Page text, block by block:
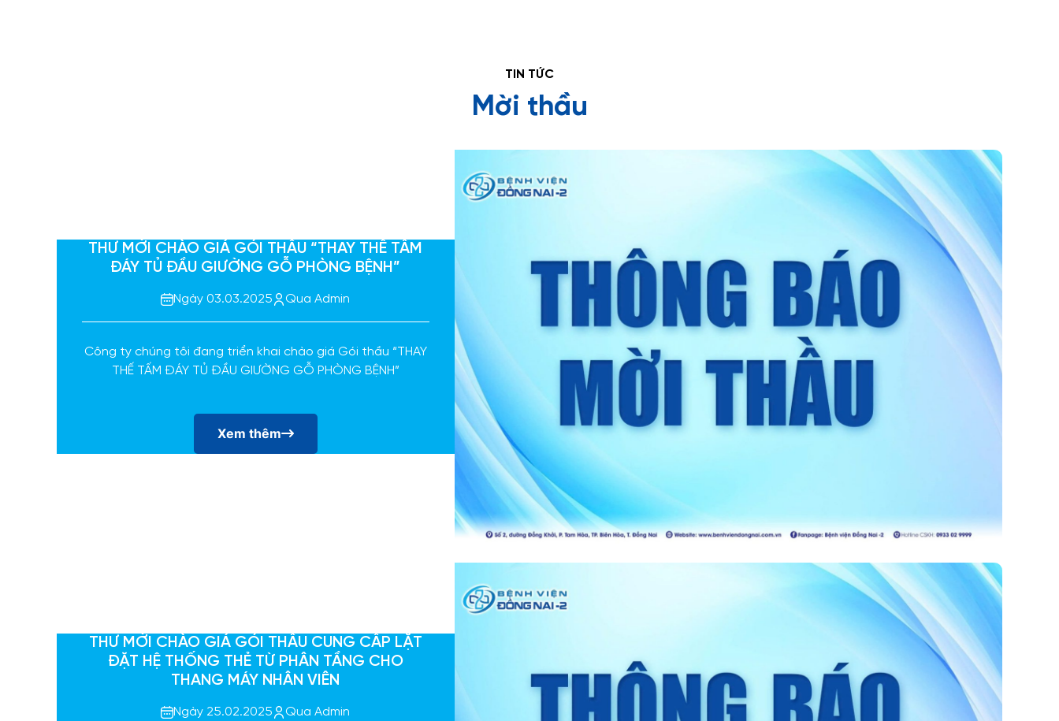
TIN TỨC
Mời thầu
THƯ MỜI CHÀO GIÁ GÓI THẦU “THAY THẾ TẤM
ĐÁY TỦ ĐẦU GIƯỜNG GỖ PHÒNG BỆNH”
Ngày 03.03.2025 Qua Admin
Công ty chúng tôi đang triển khai chào giá Gói thầu “THAY
THẾ TẤM ĐÁY TỦ ĐẦU GIƯỜNG GỖ PHÒNG BỆNH”
Xem thêm
THƯ MỜI CHÀO GIÁ GÓI THẦU CUNG CẤP LẶT
ĐẶT HỆ THỐNG THẺ TỪ PHÂN TẦNG CHO
THANG MÁY NHÂN VIÊN
Ngày 25.02.2025 Qua Admin